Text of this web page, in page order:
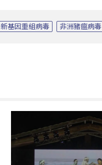
新基因重組病毒 非洲豬瘟病毒